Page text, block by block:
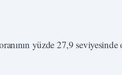
yüzde 27,9